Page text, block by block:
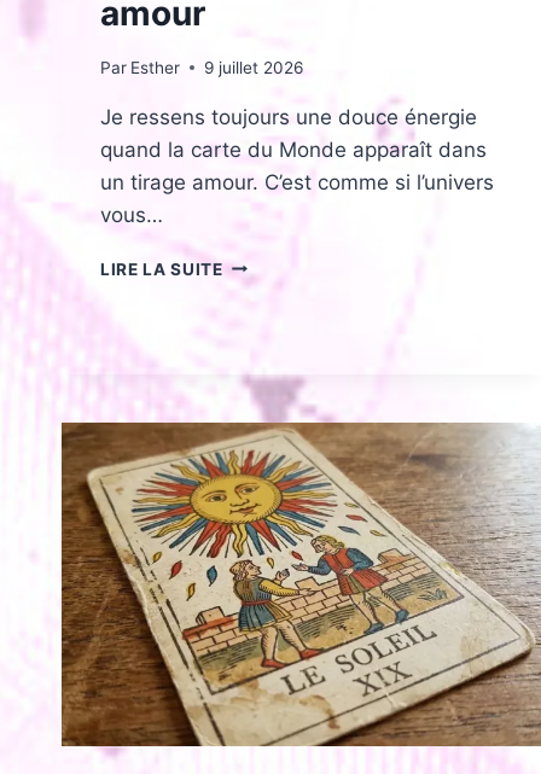
amour
Par Esther 9 juillet 2026
Je ressens toujours une douce énergie
quand la carte du Monde apparaît dans
un tirage amour. C’est comme si l’univers
vous…
LIRE LA SUITELE
MONDE
SIGNIFICATION
EN
TIRAGE
AMOUR